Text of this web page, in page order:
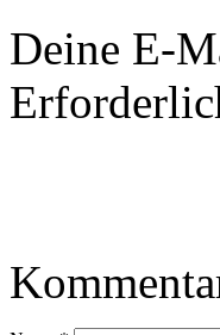
Deine E-